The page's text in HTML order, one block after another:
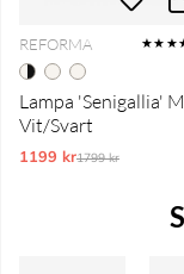
REFORMA
Lampa 'Senigallia'
Vit/Svart
1199 krOrdinarie pris:
1799 kr